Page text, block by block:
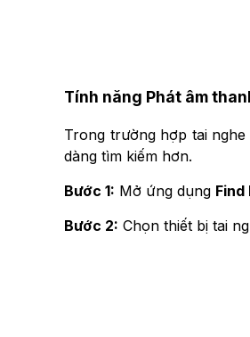
Tính năng Phát âm
Trong trường hợp tai
dàng tìm kiếm hơn.
Bước 1: Mở ứng dụng Find
Bước 2: Chọn thiết bị tai